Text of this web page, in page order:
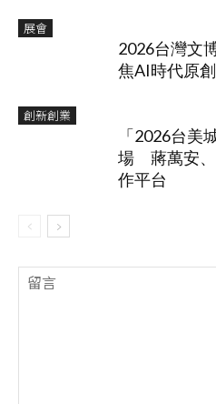
展會
2026台灣文
焦AI時代原
創新創業
「2026台美
場 蔣萬安、
作平台